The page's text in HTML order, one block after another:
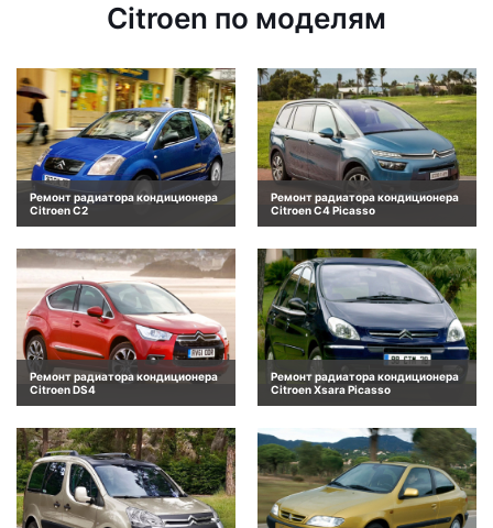
Citroen по моделям
Ремонт радиатора кондиционера
Citroen C2
Ремонт радиатора кондиционера
Citroen C4 Picasso
Ремонт радиатора кондиционера
Citroen DS4
Ремонт радиатора кондиционера
Citroen Xsara Picasso